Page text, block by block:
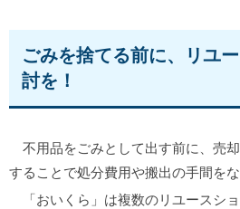
ごみを捨てる前に、リユ
討を！
不用品をごみとして出す前に、売却
することで処分費用や搬出の手間を
「おいくら」は複数のリユースシ